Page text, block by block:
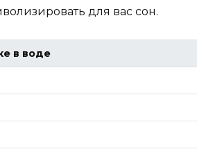
для вас сон.
в воде